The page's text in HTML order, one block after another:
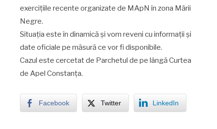
exercițiile recente organizate de MApN în zona Mării
Negre.
Situația este în dinamică și vom reveni cu informații și
date oficiale pe măsură ce vor fi disponibile.
Cazul este cercetat de Parchetul de pe lângă Curtea
de Apel Constanța.
Facebook Twitter LinkedIn